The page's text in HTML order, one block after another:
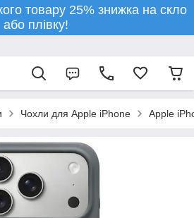
товару 25% знижка на скло
або плівку!
Чохли для Apple iPhone Apple